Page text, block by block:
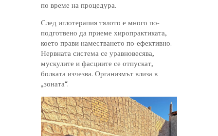
по време на процедура.
След иглотерапия тялото е много по-
подготвено да приеме хиропрактиката,
което прави наместването по-ефективно.
Нервната система се уравновесява,
мускулите и фасциите се отпускат,
болката изчезва. Организмът влиза в
„зоната“.